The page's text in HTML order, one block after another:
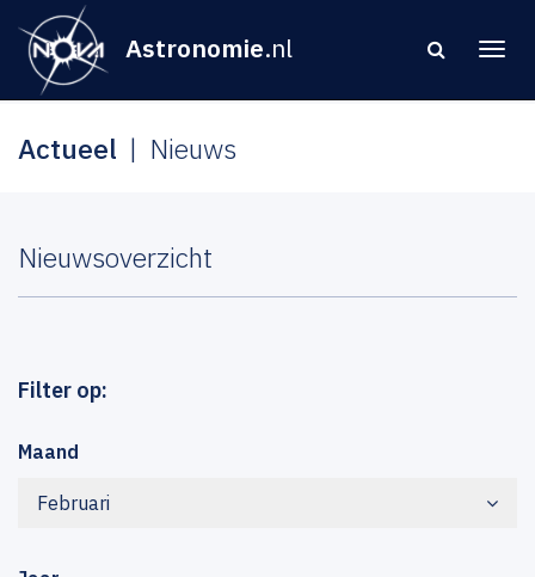
Astronomie.nl
Actueel Nieuws
Nieuwsoverzicht
Filter op:
Maand
Februari